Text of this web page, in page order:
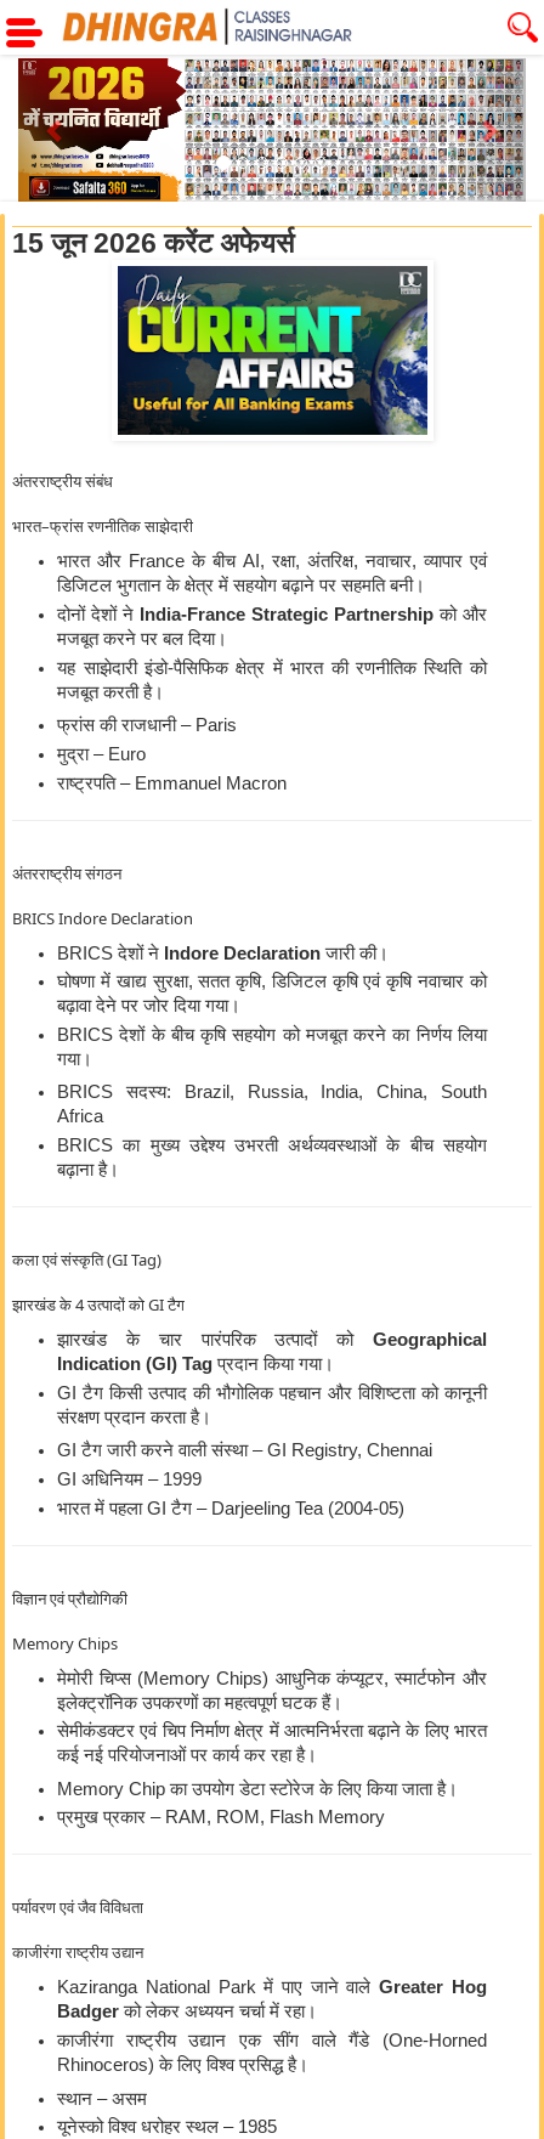
Previous Next
15 जून 2026 करेंट अफेयर्स
अंतरराष्ट्रीय संबंध
भारत–फ्रांस रणनीतिक साझेदारी
भारत और France के बीच AI, रक्षा, अंतरिक्ष, नवाचार, व्यापार एवं
डिजिटल भुगतान के क्षेत्र में सहयोग बढ़ाने पर सहमति बनी।
दोनों देशों ने
India-France Strategic Partnershipको और
मजबूत करने पर बल दिया।
यह साझेदारी इंडो-पैसिफिक क्षेत्र में भारत की रणनीतिक स्थिति को
मजबूत करती है।
फ्रांस की राजधानी – Paris
मुद्रा – Euro
राष्ट्रपति – Emmanuel Macron
अंतरराष्ट्रीय संगठन
BRICS Indore Declaration
BRICS देशों ने Indore Declarationजारी की।
घोषणा में खाद्य सुरक्षा, सतत कृषि, डिजिटल कृषि एवं कृषि नवाचार को
बढ़ावा देने पर जोर दिया गया।
BRICS देशों के बीच कृषि सहयोग को मजबूत करने का निर्णय लिया
गया।
BRICS सदस्य: Brazil, Russia, India, China, South
Africa
BRICS का मुख्य उद्देश्य उभरती अर्थव्यवस्थाओं के बीच सहयोग
बढ़ाना है।
कला एवं संस्कृति (GI Tag)
झारखंड के 4 उत्पादों को GI टैग
झारखंड के चार पारंपरिक उत्पादों को Geographical
Indication (GI) Tagप्रदान किया गया।
GI टैग किसी उत्पाद की भौगोलिक पहचान और विशिष्टता को कानूनी
संरक्षण प्रदान करता है।
GI टैग जारी करने वाली संस्था – GI Registry, Chennai
GI अधिनियम – 1999
भारत में पहला GI टैग – Darjeeling Tea (2004-05)
विज्ञान एवं प्रौद्योगिकी
Memory Chips
मेमोरी चिप्स (Memory Chips) आधुनिक कंप्यूटर, स्मार्टफोन और
इलेक्ट्रॉनिक उपकरणों का महत्वपूर्ण घटक हैं।
सेमीकंडक्टर एवं चिप निर्माण क्षेत्र में आत्मनिर्भरता बढ़ाने के लिए भारत
कई नई परियोजनाओं पर कार्य कर रहा है।
Memory Chip का उपयोग डेटा स्टोरेज के लिए किया जाता है।
प्रमुख प्रकार – RAM, ROM, Flash Memory
पर्यावरण एवं जैव विविधता
काजीरंगा राष्ट्रीय उद्यान
Kaziranga National Parkमें पाए जाने वालेGreater Hog
Badgerको लेकर अध्ययन चर्चा में रहा।
काजीरंगा राष्ट्रीय उद्यान एक सींग वाले गैंडे (One-Horned
Rhinoceros) के लिए विश्व प्रसिद्ध है।
स्थान – असम
यूनेस्को विश्व धरोहर स्थल – 1985